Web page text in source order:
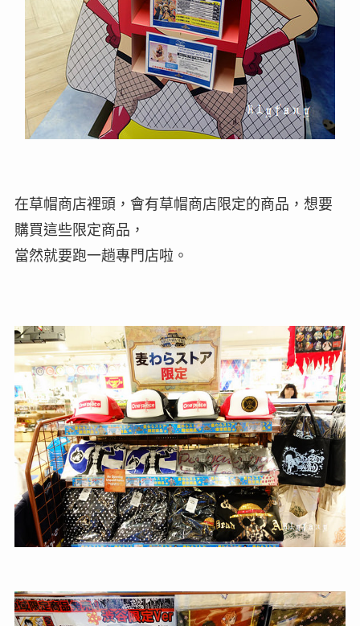
在草帽商店裡頭，會有草帽商店限定的商品，想要
購買這些限定商品，
當然就要跑一趟專門店啦。